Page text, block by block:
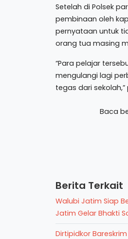
Setelah di Polsek
pembinaan oleh
pernyataan untuk
orang tua masing
“Para pelajar
mengulangi lagi
tegas dari
Baca
Berita Terkait
Walubi Jatim Siap
Jatim Gelar Bhakti
Dirtipidkor